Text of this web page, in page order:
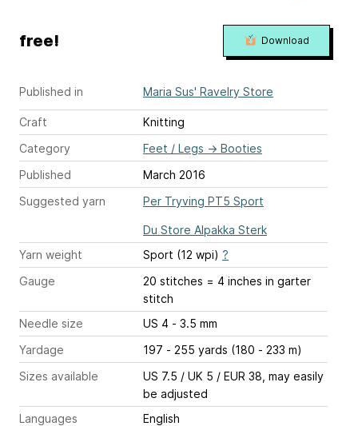
Published in Maria Sus' Ravelry Store
Craft
Knitting
Category
Feet / Legs → Booties
Published
March 2016
Suggested yarn
Per Tryving PT5 Sport
Du Store Alpakka Sterk
Yarn weight
Sport (12 wpi) ?
Gauge
20 stitches = 4 inches in garter
stitch
Needle size
US 4 - 3.5 mm
Yardage
197 - 255 yards (180 - 233 m)
Sizes available
US 7.5 / UK 5 / EUR 38, may easily
be adjusted
Languages
English
free! Download